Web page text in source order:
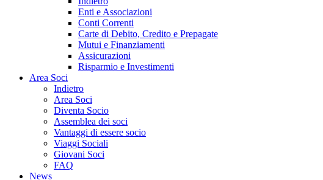
Enti e Associazioni
Conti Correnti
Carte di Debito, Credito e Prepagate
Mutui e Finanziamenti
Assicurazioni
Risparmio e Investimenti
Area Soci
Indietro
Area Soci
Diventa Socio
Assemblea dei soci
Vantaggi di essere socio
Viaggi Sociali
Giovani Soci
FAQ
News